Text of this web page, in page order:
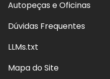
Autopeças e Oficinas
Dúvidas Frequentes
LLMs.txt
Mapa do Site